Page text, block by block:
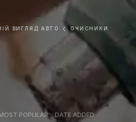
ВИГЛЯД АВТО ОЧИСНИКИ
POPULAR DATE ADDED